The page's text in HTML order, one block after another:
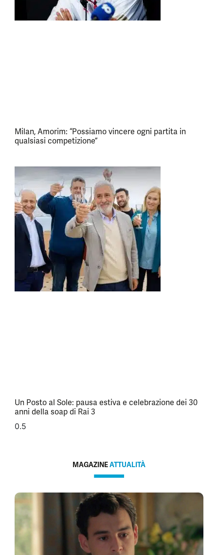
Milan, Amorim: “Possiamo vincere ogni partita in
qualsiasi competizione”
Un Posto al Sole: pausa estiva e celebrazione dei 30
anni della soap di Rai 3
MAGAZINEATTUALITÀ